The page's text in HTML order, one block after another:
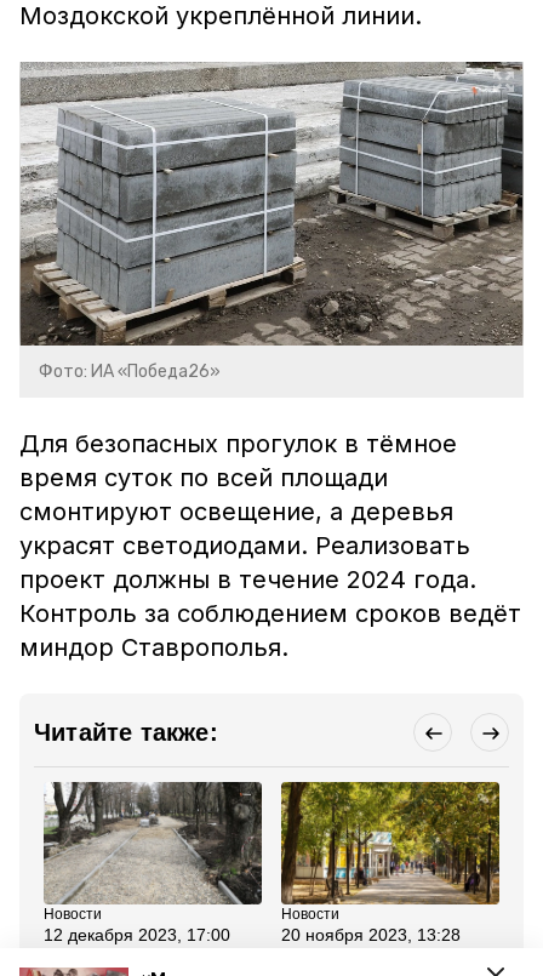
Моздокской укреплённой линии.
Фото: ИА «Победа26»
Для безопасных прогулок в тёмное
время суток по всей площади
смонтируют освещение, а деревья
украсят светодиодами. Реализовать
проект должны в течение 2024 года.
Контроль за соблюдением сроков ведёт
миндор Ставрополья.
Читайте также:
Новости
12 декабря 2023, 17:00
Новости
20 ноября 2023, 13:28